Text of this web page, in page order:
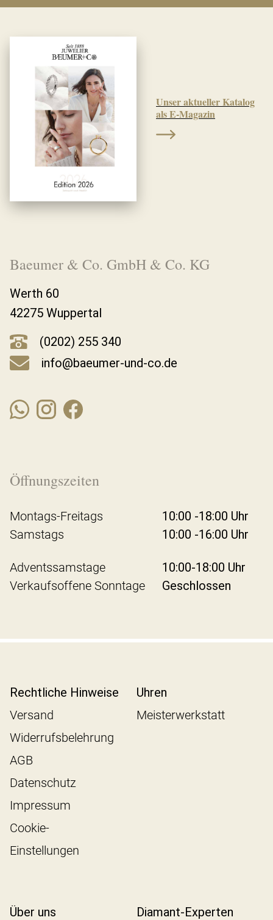
Unser aktueller Katalog
als E-Magazin
Baeumer & Co. GmbH & Co. KG
Werth 60
42275 Wuppertal
(0202) 255 340
info@baeumer-und-co.de
Öffnungszeiten
Montags-Freitags
10:00 -18:00 Uhr
Samstags
10:00 -16:00 Uhr
Adventssamstage
10:00-18:00 Uhr
Verkaufsoffene Sonntage
Geschlossen
Rechtliche Hinweise
Versand
Widerrufsbelehrung
AGB
Datenschutz
Impressum
Cookie-
Einstellungen
Uhren
Meisterwerkstatt
Über uns Diamant-Experten